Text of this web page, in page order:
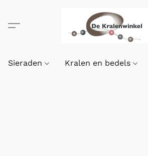
Sieraden Kralen en bedels